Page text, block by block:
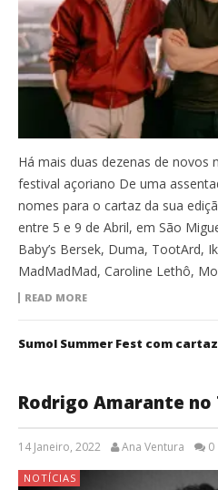
Há mais duas dezenas de novos
festival açoriano De uma
nomes para o cartaz da sua
entre 5 e 9 de Abril, em São
Baby’s Bersek, Duma, TootArd,
MadMadMad, Caroline Lethô,
READ MORE
Sumol Summer Fest com
Rodrigo Amarante no
14 Janeiro, 2022 Ana Ventura 0
NOTÍCIAS